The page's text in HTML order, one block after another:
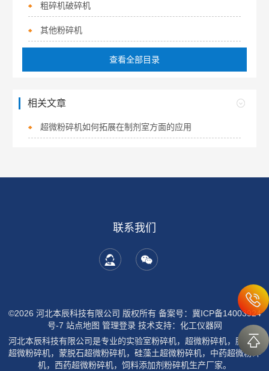
粗碎机破碎机
其他粉碎机
查看全部目录
相关文章
超微粉碎机如何拓展在制剂室方面的应用
联系我们
©2026 河北本辰科技有限公司 版权所有 备案号：冀ICP备14003924
号-7 站点地图 管理登录技术支持： 化工仪器网
河北本辰科技有限公司是专业的实验室粉碎机，超微粉碎机，膨润土
超微粉碎机，蒙脱石超微粉碎机，硅藻土超微粉碎机，中药超微粉碎
机，西药超微粉碎机，饲料添加剂粉碎机生产厂家。